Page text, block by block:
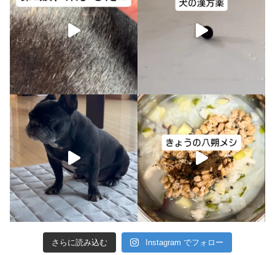
さらに読み込む Instagram でフォロー